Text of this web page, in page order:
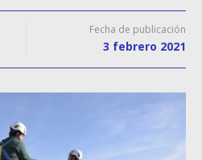
Fecha de publicación
3 febrero 2021